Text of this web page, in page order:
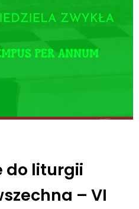
do liturgii
– VI